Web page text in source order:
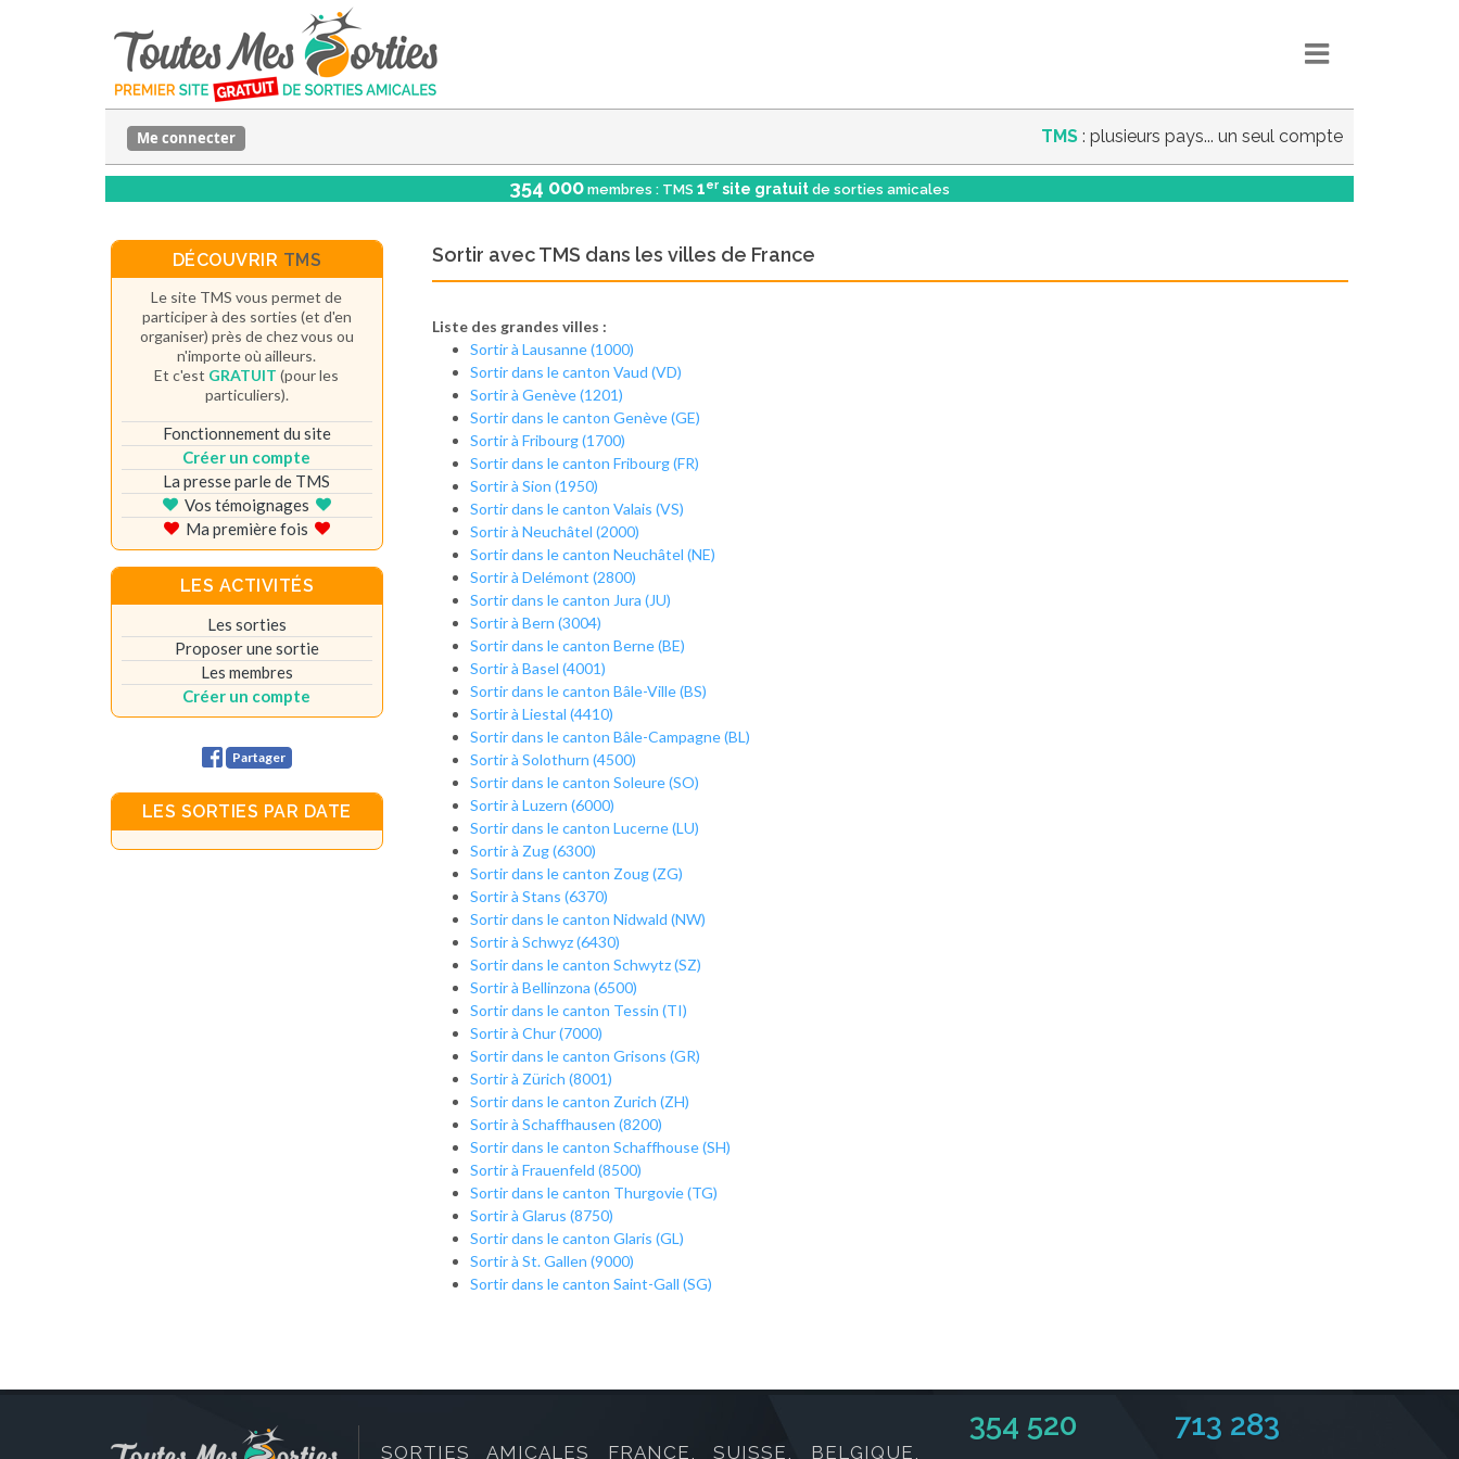
TMS : plusieurs pays... un seul compte
Me connecter
354 000 membres : TMS 1er site gratuit de sorties amicales
Sortir avec TMS dans les villes de France
Liste des grandes villes :
Sortir à Lausanne (1000)
Sortir dans le canton Vaud (VD)
Sortir à Genève (1201)
Sortir dans le canton Genève (GE)
Sortir à Fribourg (1700)
Sortir dans le canton Fribourg (FR)
Sortir à Sion (1950)
Sortir dans le canton Valais (VS)
Sortir à Neuchâtel (2000)
Sortir dans le canton Neuchâtel (NE)
Sortir à Delémont (2800)
Sortir dans le canton Jura (JU)
Sortir à Bern (3004)
Sortir dans le canton Berne (BE)
Sortir à Basel (4001)
Sortir dans le canton Bâle-Ville (BS)
Sortir à Liestal (4410)
Sortir dans le canton Bâle-Campagne (BL)
Sortir à Solothurn (4500)
Sortir dans le canton Soleure (SO)
Sortir à Luzern (6000)
Sortir dans le canton Lucerne (LU)
Sortir à Zug (6300)
Sortir dans le canton Zoug (ZG)
Sortir à Stans (6370)
Sortir dans le canton Nidwald (NW)
Sortir à Schwyz (6430)
Sortir dans le canton Schwytz (SZ)
Sortir à Bellinzona (6500)
Sortir dans le canton Tessin (TI)
Sortir à Chur (7000)
Sortir dans le canton Grisons (GR)
Sortir à Zürich (8001)
Sortir dans le canton Zurich (ZH)
Sortir à Schaffhausen (8200)
Sortir dans le canton Schaffhouse (SH)
Sortir à Frauenfeld (8500)
Sortir dans le canton Thurgovie (TG)
Sortir à Glarus (8750)
Sortir dans le canton Glaris (GL)
Sortir à St. Gallen (9000)
Sortir dans le canton Saint-Gall (SG)
DÉCOUVRIR TMS
Le site TMS vous permet de
participer à des sorties (et d'en
organiser) près de chez vous ou
n'importe où ailleurs.
Et c'est GRATUIT (pour les
particuliers).
Fonctionnement du site
Créer un compte
La presse parle de TMS
Vos témoignages
Ma première fois
LES ACTIVITÉS
Les sorties
Proposer une sortie
Les membres
Créer un compte
Partager
LES SORTIES PAR DATE
SORTIES AMICALES FRANCE, SUISSE, BELGIQUE,
354 520 713 283